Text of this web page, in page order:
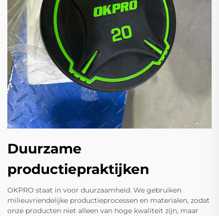
Duurzame
productiepraktijken
OKPRO staat in voor duurzaamheid. We gebruiken
milieuvriendelijke productieprocessen en materialen, zodat
onze producten niet alleen van hoge kwaliteit zijn, maar